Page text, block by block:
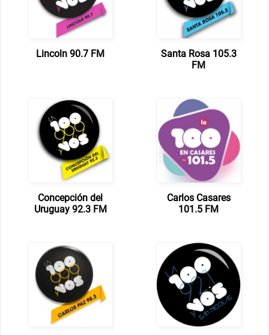
Lincoln 90.7 FM
Santa Rosa 105.3
FM
Concepción del
Uruguay 92.3 FM
Carlos Casares
101.5 FM